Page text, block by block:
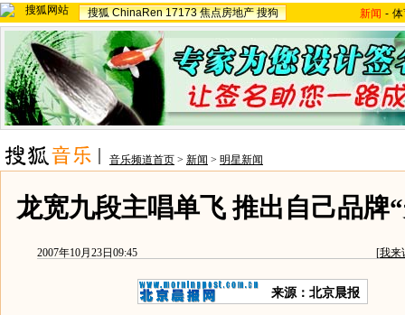
搜狐 ChinaRen 17173 焦点房地产 搜狗 新闻 -
音乐频道首页 > 新闻 > 明星新闻
龙宽九段主唱单飞 推出自己品牌
2007年10月23日09:45 [我来
来源：北京晨报